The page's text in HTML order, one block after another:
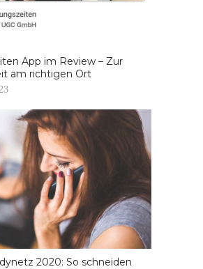
App im Review – Zur
am richtigen Ort
2020: So schneiden